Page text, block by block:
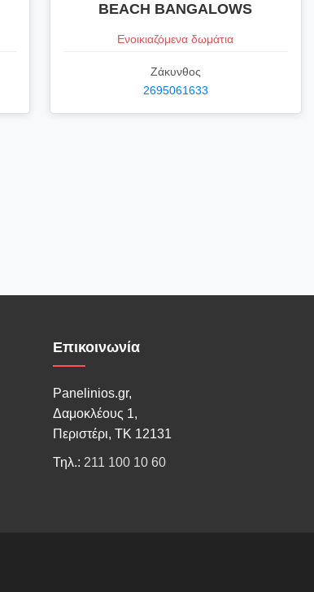
BEACH BANGALOWS
Ενοικιαζόμενα δωμάτια
Ζάκυνθος
2695061633
Επικοινωνία
Panelinios.gr,
Δαμοκλέους 1,
Περιστέρι, ΤΚ 12131
Τηλ.: 211 100 10 60